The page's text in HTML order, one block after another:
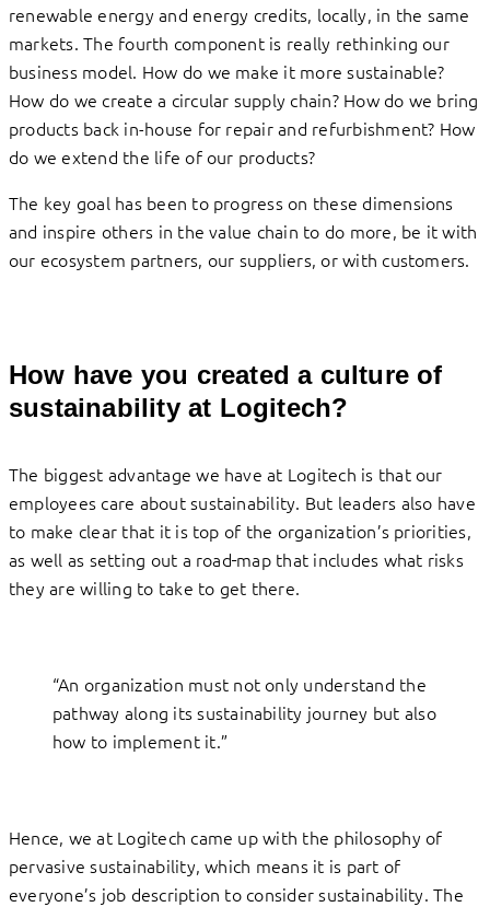
renewable energy and energy credits, locally, in the same
markets. The fourth component is really rethinking our
business model. How do we make it more sustainable?
How do we create a circular supply chain? How do we bring
products back ​in-house​​​ for repair and refurbishment? How
do we extend the life of our products?
The key goal has been to progress on these dimensions
and inspire others in the value chain to do more, be it with
our ecosystem partners​,​ ​​our suppliers, or with customers.
How have you created a culture of
sustainability at Logitech?
The biggest advantage we have at Logitech is that our
employees care about sustainability. But leaders also have
to make clear that it is top of the organization’s priorities,
as well as setting out a road map that includes what risks
they are willing to take to get there.
“An organization must not only understand the
pathway​ along its sustainability journey​​​ but also
how to implement it.”
Hence, we at Logitech came up with the philosophy of
pervasive sustainability, which means it is part of
everyone’s job description to ​consider​​​ sustainability.​​​ T​he